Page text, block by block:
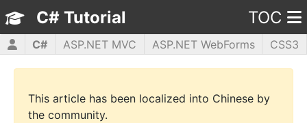
C# Tutorial TOC
C# ASP.NET MVC ASP.NET WebForms
CSS3
HTML5
JavaScript jQuery PHP5 WPF
This article has been localized into Chinese by
the community.